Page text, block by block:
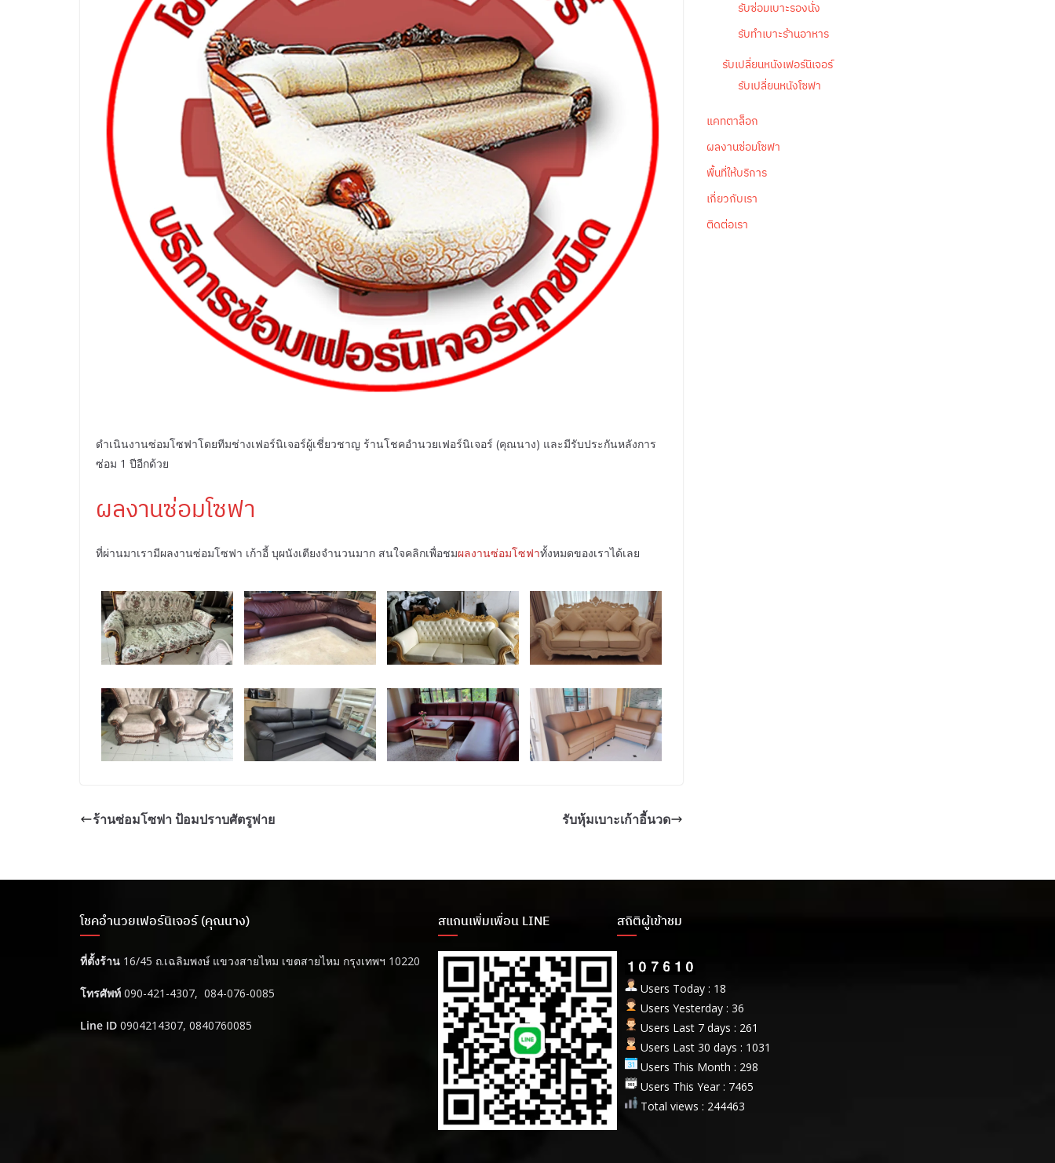
ดำเนินงานซ่อมโซฟาโดยทีมช่างเฟอร์นิเจอร์ผู้เชี่ยวชาญ ร้านโชคอำนวยเฟอร์นิเจอร์ (คุณนาง) และมีรับประกันหลังการ
ซ่อม 1 ปีอีกด้วย
ผลงานซ่อมโซฟา
ที่ผ่านมาเรามีผลงานซ่อมโซฟา เก้าอี้ บุผนังเตียงจำนวนมาก สนใจคลิกเพื่อชมผลงานซ่อมโซฟาทั้งหมดของเราได้เลย
ร้านซ่อมโซฟา ป้อมปราบศัตรูพ่าย รับหุ้มเบาะเก้าอี้นวด
รับซ่อมเบาะรองนั่ง
รับทำเบาะร้านอาหาร
รับเปลี่ยนหนังเฟอร์นิเจอร์
รับเปลี่ยนหนังโซฟา
แคทตาล็อก
ผลงานซ่อมโซฟา
พื้นที่ให้บริการ
เกี่ยวกับเรา
ติดต่อเรา
โชคอำนวยเฟอร์นิเจอร์ (คุณนาง)
ที่ตั้งร้าน 16/45 ถ.เฉลิมพงษ์ แขวงสายไหม เขตสายไหม กรุงเทพฯ 10220
โทรศัพท์ 090-421-4307, 084-076-0085
Line ID 0904214307, 0840760085
สแกนเพิ่มเพื่อน LINE สถิติผู้เข้าชม
Users Today : 18
Users Yesterday : 36
Users Last 7 days : 261
Users Last 30 days : 1031
Users This Month : 298
Users This Year : 7465
Total views : 244463